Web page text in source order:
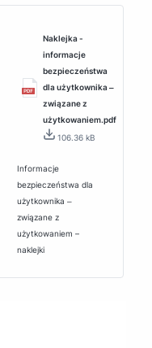
Naklejka -
informacje
bezpieczeństwa
dla użytkownika ‒
związane z
użytkowaniem.pdf
106.36 kB
Informacje
bezpieczeństwa dla
użytkownika ‒
związane z
użytkowaniem –
naklejki